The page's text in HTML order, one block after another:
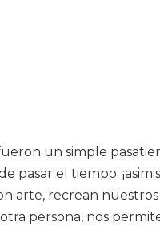
un simple
pasar el tiempo:
arte, recrean
persona, nos